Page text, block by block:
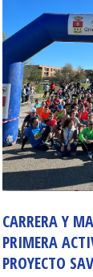
CARRERA Y
PRIMERA
PROYECTO